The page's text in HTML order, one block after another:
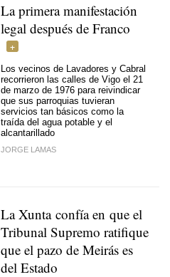
La primera manifestación
legal después de Franco
Los vecinos de Lavadores y Cabral
recorrieron las calles de Vigo el 21
de marzo de 1976 para reivindicar
que sus parroquias tuvieran
servicios tan básicos como la
traída del agua potable y el
alcantarillado
JORGE LAMAS
La Xunta confía en que el
Tribunal Supremo ratifique
que el pazo de Meirás es
del Estado